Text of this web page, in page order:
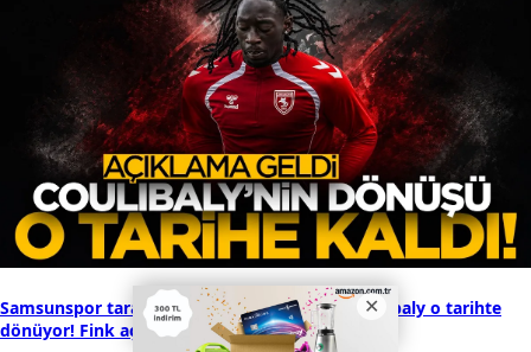
Samsunspor taraftarı merakla bekliyordu: Coulibaly o tarihte
dönüyor! Fink açıkladı